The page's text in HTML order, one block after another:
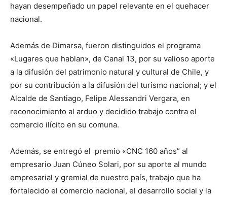
hayan desempeñado un papel relevante en el quehacer
nacional.
Además de Dimarsa, fueron distinguidos el programa
«Lugares que hablan», de Canal 13, por su valioso aporte
a la difusión del patrimonio natural y cultural de Chile, y
por su contribución a la difusión del turismo nacional; y el
Alcalde de Santiago, Felipe Alessandri Vergara, en
reconocimiento al arduo y decidido trabajo contra el
comercio ilícito en su comuna.
Además, se entregó el premio «CNC 160 años” al
empresario Juan Cúneo Solari, por su aporte al mundo
empresarial y gremial de nuestro país, trabajo que ha
fortalecido el comercio nacional, el desarrollo social y la